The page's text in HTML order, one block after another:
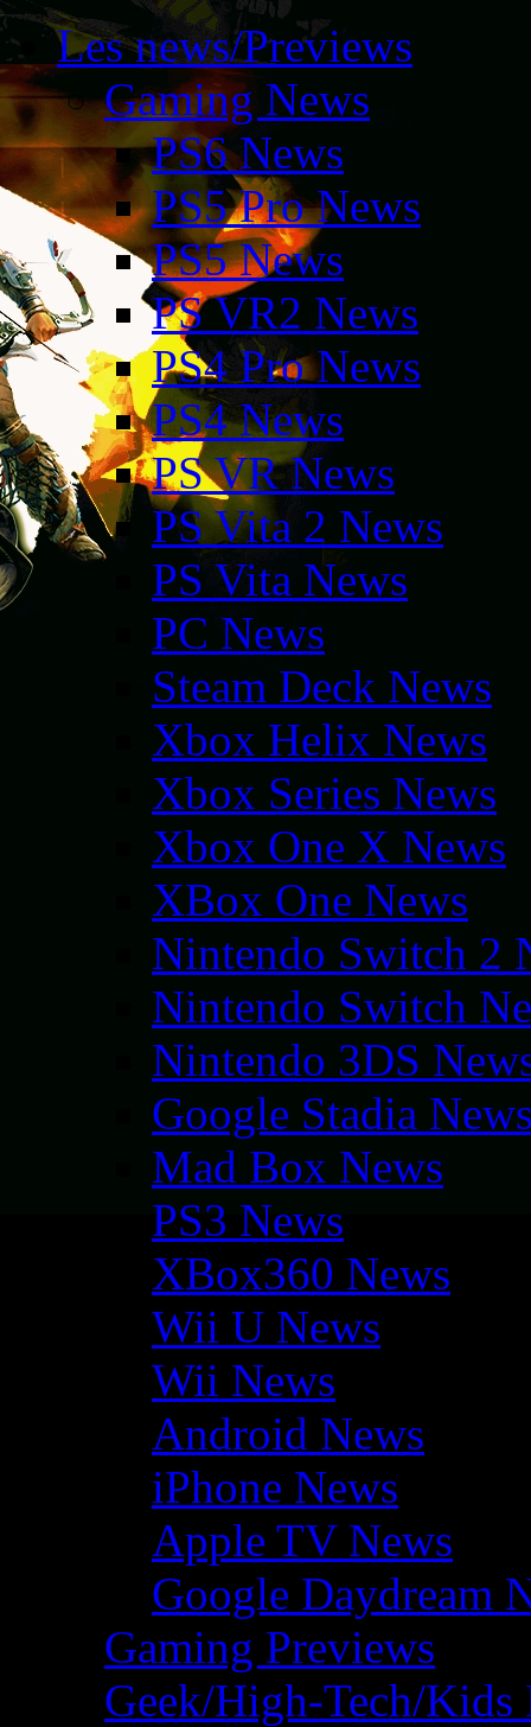
Les news/Previews
Gaming News
PS6 News
PS5 Pro News
PS5 News
PS VR2 News
PS4 Pro News
PS4 News
PS VR News
PS Vita 2 News
PS Vita News
PC News
Steam Deck News
Xbox Helix News
Xbox Series News
Xbox One X News
XBox One News
Nintendo Switch 2
Nintendo Switch
Nintendo 3DS
Google Stadia
Mad Box News
PS3 News
XBox360 News
Wii U News
Wii News
Android News
iPhone News
Apple TV News
Google Daydream
Gaming Previews
Geek/High-Tech/Kids